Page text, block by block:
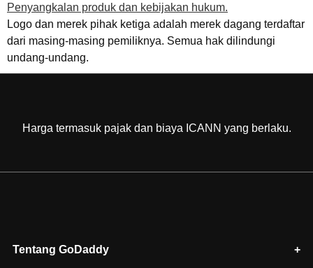
Penyangkalan produk dan kebijakan hukum.
Logo dan merek pihak ketiga adalah merek dagang terdaftar
dari masing-masing pemiliknya. Semua hak dilindungi
undang-undang.
Harga termasuk pajak dan biaya ICANN yang berlaku.
Tentang GoDaddy